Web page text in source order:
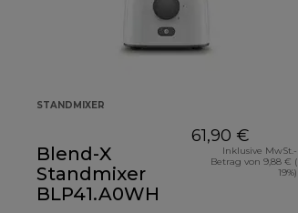
STANDMIXER
Blend-X
Standmixer
BLP41.A0WH
61,90 €
Inklusive MwSt.-
Betrag von 9,88 € (
19%)